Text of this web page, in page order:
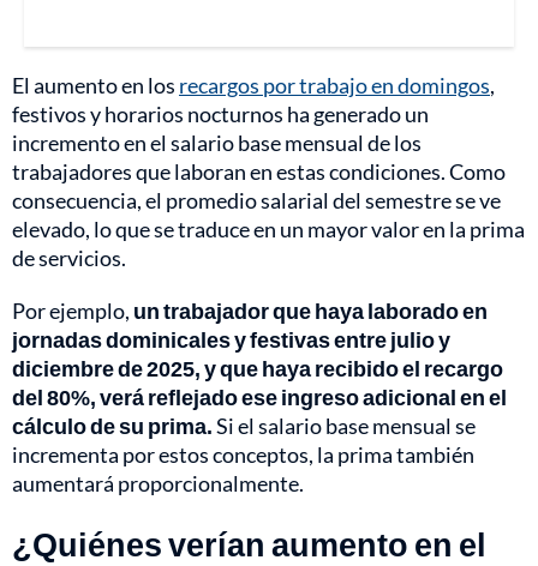
El aumento en los recargos por trabajo en domingos,
festivos y horarios nocturnos ha generado un
incremento en el salario base mensual de los
trabajadores que laboran en estas condiciones. Como
consecuencia, el promedio salarial del semestre se ve
elevado, lo que se traduce en un mayor valor en la prima
de servicios.
Por ejemplo, un trabajador que haya laborado en
jornadas dominicales y festivas entre julio y
diciembre de 2025, y que haya recibido el recargo
del 80%, verá reflejado ese ingreso adicional en el
cálculo de su prima.Si el salario base mensual se
incrementa por estos conceptos, la prima también
aumentará proporcionalmente.
¿Quiénes verían aumento en el